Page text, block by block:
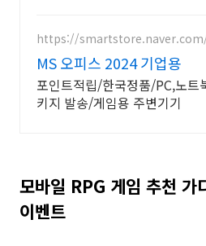
https://
MS 오피스 2024 기업용
포인트적립/한국정품/PC,노트
키지 발송/게임용 주변기기
모바일 RPG 게임 추천 가
이벤트